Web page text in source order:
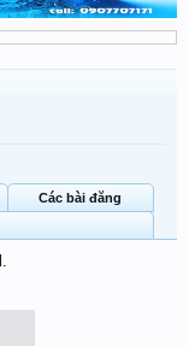
Các bài đăng